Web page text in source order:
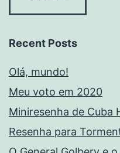
Recent Posts
Olá, mundo!
Meu voto em 2020
Miniresenha de Cuba
Resenha para